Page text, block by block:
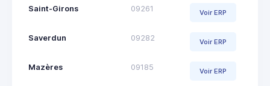
Saint-Girons 09261 Voir ERP
Saverdun 09282 Voir ERP
Mazères 09185 Voir ERP